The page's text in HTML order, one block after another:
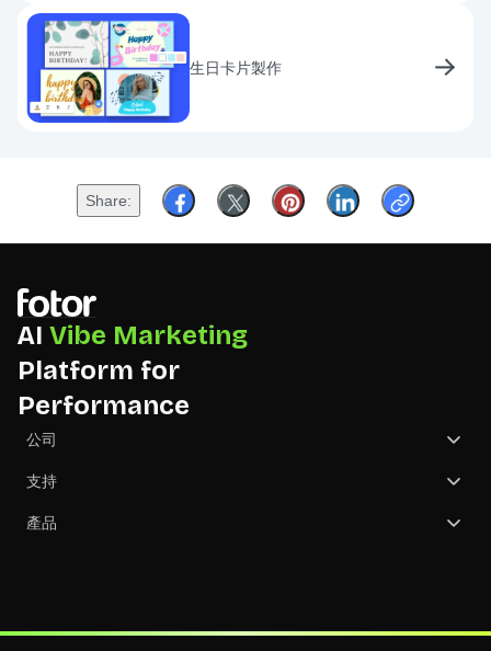
生日卡片製作
Share
AI Vibe Marketing
Platform for
Performance
公司
關於我們
聯繫我們
支持
幫助中心
產品